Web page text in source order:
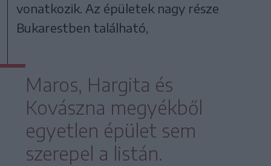
vonatkozik. Az épületek nagy része
Bukarestben található,
Maros, Hargita és
Kovászna megyékből
egyetlen épület sem
szerepel a listán.